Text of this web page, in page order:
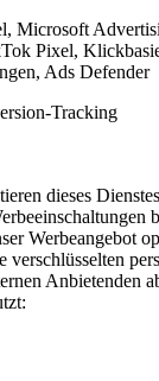
Microsoft
Pixel,
Ads Defender
Tracking
dieses
Werbeangebot
verschlüsselten
Anbietenden